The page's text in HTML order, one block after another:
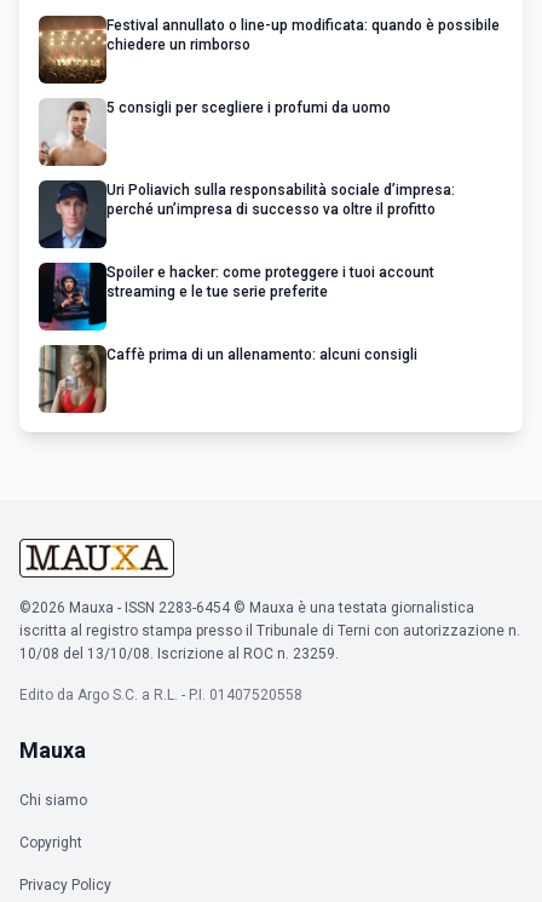
Festival annullato o line-up modificata: quando è possibile
chiedere un rimborso
5 consigli per scegliere i profumi da uomo
Uri Poliavich sulla responsabilità sociale d’impresa:
perché un’impresa di successo va oltre il profitto
Spoiler e hacker: come proteggere i tuoi account
streaming e le tue serie preferite
Caffè prima di un allenamento: alcuni consigli
©2026 Mauxa - ISSN 2283-6454 © Mauxa è una testata giornalistica
iscritta al registro stampa presso il Tribunale di Terni con autorizzazione n.
10/08 del 13/10/08. Iscrizione al ROC n. 23259.
Edito da Argo S.C. a R.L. - P.I. 01407520558
Mauxa
Chi siamo
Copyright
Privacy Policy